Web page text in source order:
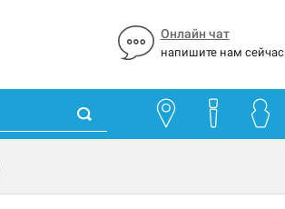
Онлайн чат
напишите нам сейчас